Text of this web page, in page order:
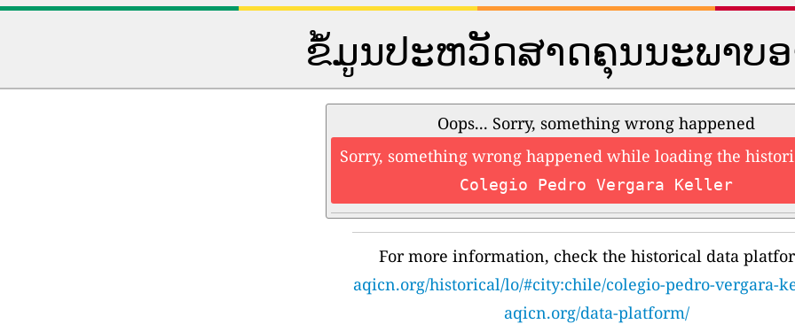
ຂໍ້ມູນປະຫວັດສາດຄຸນນະພາບ
Oops... Sorry, something wrong happened
Sorry, something wrong happened while loading the
Colegio Pedro Vergara Keller
For more information, check the historical data
aqicn.org/historical/lo/#city:chile/colegio-pedro-vergara-
aqicn.org/data-platform/